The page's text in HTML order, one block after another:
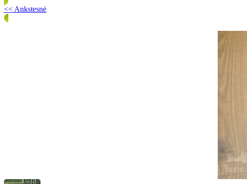
<< Ankstesnė